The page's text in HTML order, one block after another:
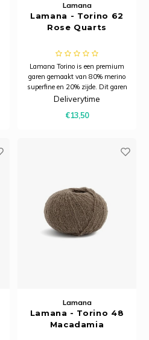
Lamana
Lamana - Torino 62
Rose Quarts
Lamana Torino is een premium
garen gemaakt van 80% merino
superfine en 20% zijde. Dit garen
combineert de zachtheid en
subtiele glans van zijde.
Deliverytime
€13,50
Lamana
Lamana - Torino 48
Macadamia